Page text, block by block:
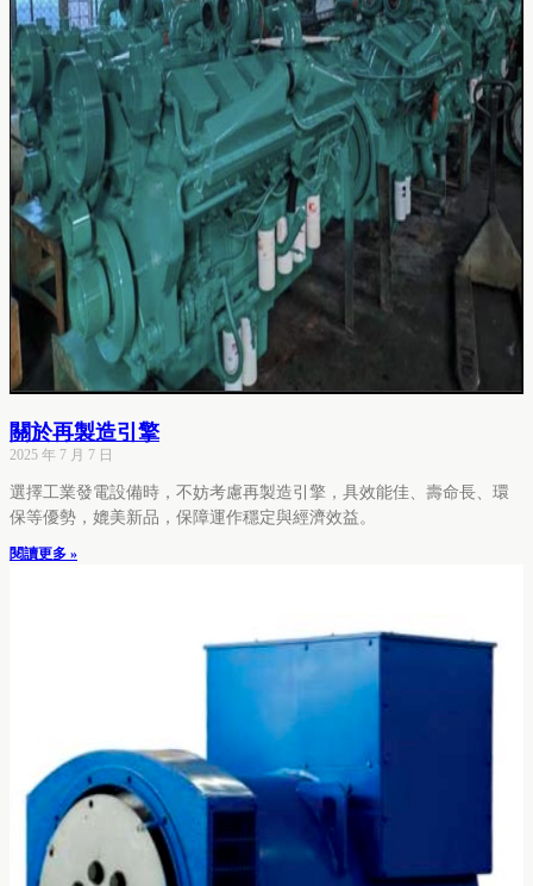
關於再製造引擎
2025 年 7 月 7 日
選擇工業發電設備時，不妨考慮再製造引擎，具效能佳、壽命長、環
保等優勢，媲美新品，保障運作穩定與經濟效益。
閱讀更多 »